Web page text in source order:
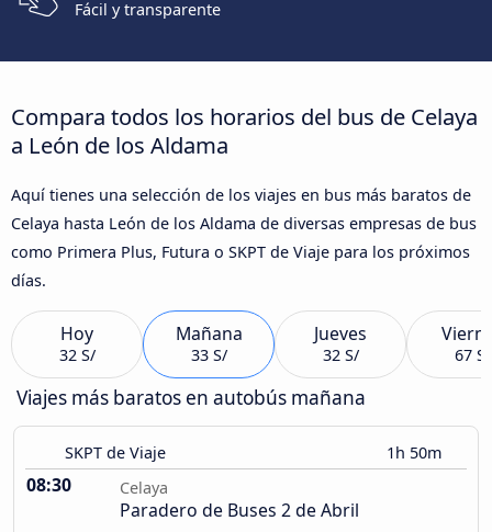
Fácil y transparente
Compara todos los horarios del bus de Celaya
a León de los Aldama
Aquí tienes una selección de los viajes en bus más baratos de
Celaya hasta León de los Aldama de diversas empresas de bus
como Primera Plus, Futura o SKPT de Viaje para los próximos
días.
Hoy
32 S/
Mañana
33 S/
Jueves
32 S/ 67 S/
Viajes más baratos en autobús mañana
SKPT de Viaje 1h 50m
08:30 Celaya
Paradero de Buses 2 de Abril